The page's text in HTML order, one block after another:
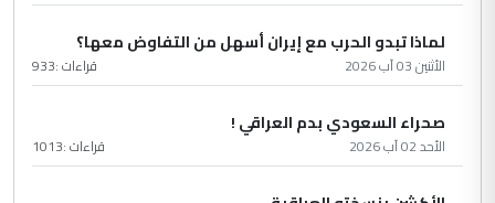
لماذا تبدو الحرب مع إيران أسهل من التفاوض معها؟
الأثنين 03 آب 2026 قراءات :933
صحراء السعودي بدم العراقي !
الأحد 02 آب 2026 قراءات :1013